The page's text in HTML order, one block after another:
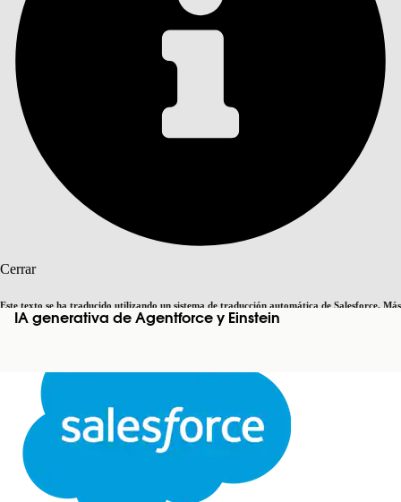
Cerrar
Este texto se ha traducido utilizando un sistema de traducción automática de Salesforce. Más
informaciónaquí. Cambiar a inglés Ahora no
Cerrar Cerrar
IA generativa de Agentforce y Einstein
Índice de materias
ÍNDICE DE MATERIAS
Buscar